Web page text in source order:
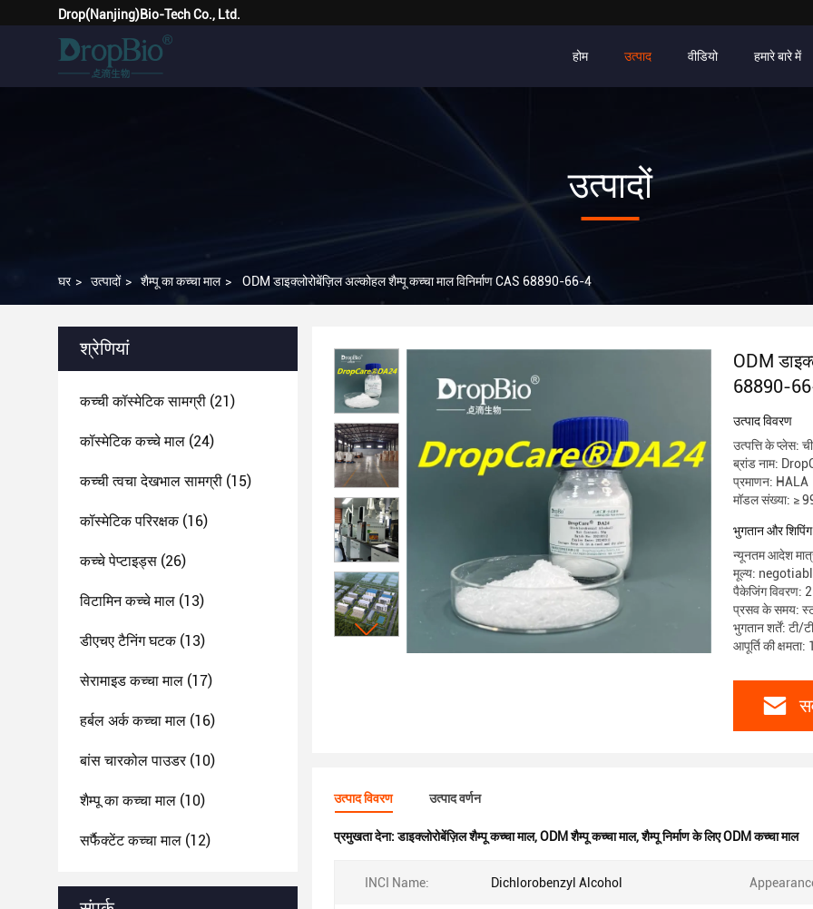
Drop(Nanjing)Bio-Tech Co., Ltd.
होम उत्पाद वीडियो हमारे बारे में
उत्पादों
घर > उत्पादों > शैम्पू का कच्चा माल > ODM डाइक्लोरोबेंज़िल अल्कोहल शैम्पू कच्चा माल विनिर्माण CAS 68890-66-4
श्रेणियां
कच्ची कॉस्मेटिक सामग्री (21)
कॉस्मेटिक कच्चे माल (24)
कच्ची त्वचा देखभाल सामग्री (15)
कॉस्मेटिक परिरक्षक(16)
कच्चे पेप्टाइड्स (26)
विटामिन कच्चे माल (13)
डीएचए टैनिंग घटक(13)
सेरामाइड कच्चा माल (17)
हर्बल अर्क कच्चा माल (16)
बांस चारकोल पाउडर(10)
शैम्पू का कच्चा माल (10)
सर्फैक्टेंट कच्चा माल (12)
ODM
68890-
उत्पाद विवरण
उत्पत्ति के प्लेस:
ब्रांड नाम:
प्रमाणन: HALA
मॉडल संख्या: ≥
भुगतान और शिपिंग
न्यूनतम आदेश
मूल्य:
पैकेजिंग विवरण:
प्रसव के समय:
भुगतान शर्तें: टी/टी
आपूर्ति की
उत्पाद विवरण उत्पाद वर्णन
प्रमुखता देना:डाइक्लोरोबेंज़िल शैम्पू कच्चा माल,ODM शैम्पू कच्चा माल,शैम्पू निर्माण के लिए ODM कच्चा माल
INCI Name: Dichlorobenzyl Alcohol